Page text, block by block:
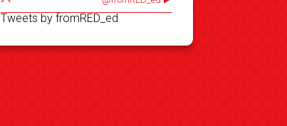
Tweets by fromRED_ed